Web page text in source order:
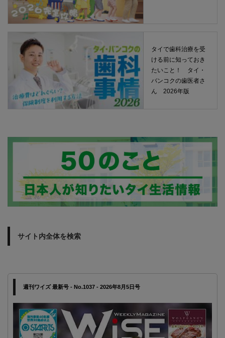
タイで歯科治療を受
ける前に知っておき
たいこと！ タイ・
バンコクの歯医者さ
ん 2026年版
サイト内全体を検索
週刊ワイズ 最新号 - No.1037 - 2026年8月5日号